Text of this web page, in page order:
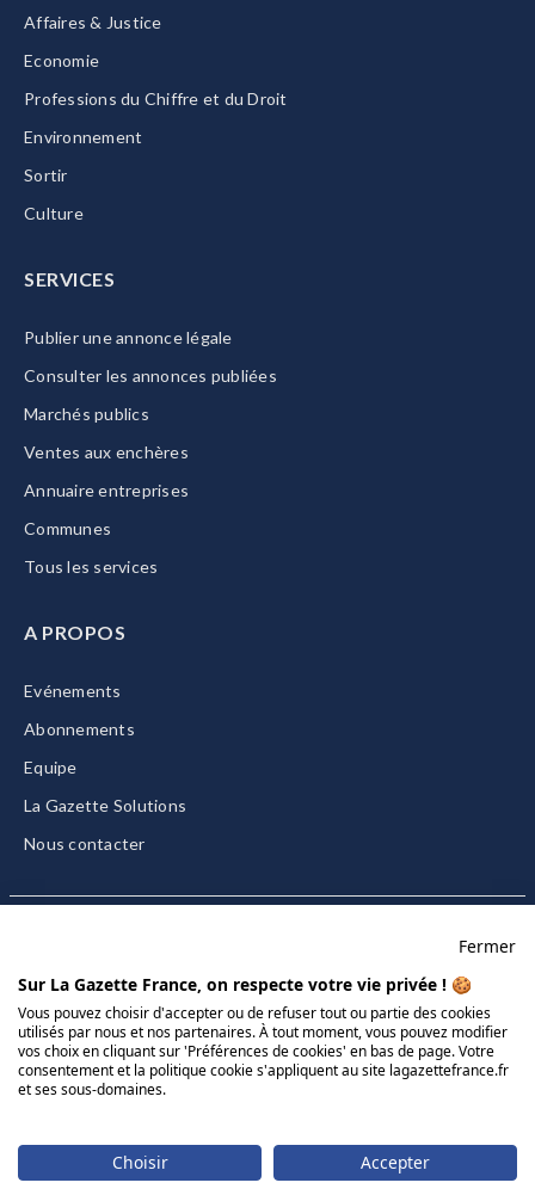
Affaires & Justice
Economie
Professions du Chiffre et du Droit
Environnement
Sortir
Culture
SERVICES
Publier une annonce légale
Consulter les annonces publiées
Marchés publics
Ventes aux enchères
Annuaire entreprises
Communes
Tous les services
A PROPOS
Evénements
Abonnements
Equipe
La Gazette Solutions
Nous contacter
CGU/CGV
Données personnelles
Charte sur les cookies
© 2026 La Gazette France
Fermer
Sur La Gazette France, on respecte votre vie privée ! 🍪
Vous pouvez choisir d'accepter ou de refuser tout ou partie des cookies
utilisés par nous et nos partenaires. À tout moment, vous pouvez modifier
vos choix en cliquant sur 'Préférences de cookies' en bas de page. Votre
consentement et la politique cookie s'appliquent au site lagazettefrance.fr
et ses sous-domaines.
Choisir Accepter